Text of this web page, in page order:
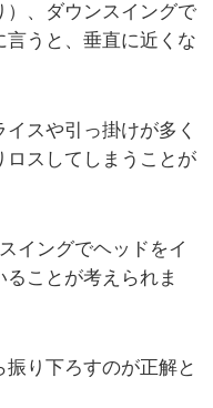
）、ダウンスイングで
うと、垂直に近くな
スや引っ掛けが多く
ロスしてしまうことが
イングでヘッドをイ
ことが考えられま
り下ろすのが正解と